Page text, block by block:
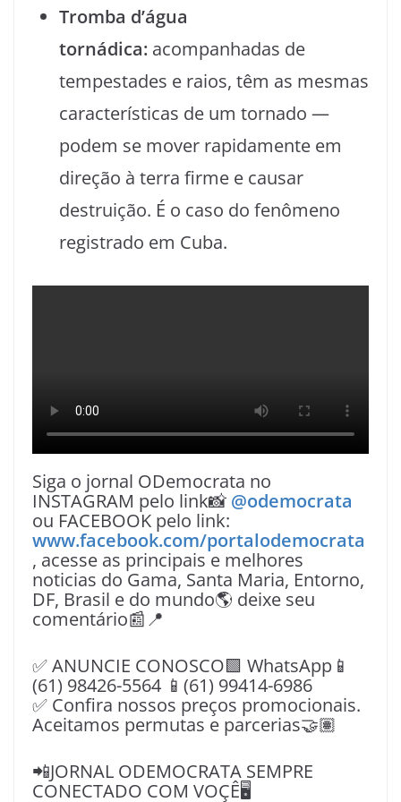
Tromba d’água
tornádica: acompanhadas de
tempestades e raios, têm as mesmas
características de um tornado —
podem se mover rapidamente em
direção à terra firme e causar
destruição. É o caso do fenômeno
registrado em Cuba.
Siga o jornal ODemocrata no
INSTAGRAM pelo link📸 @odemocrata
ou FACEBOOK pelo link:
www.facebook.com/portalodemocrata
, acesse as principais e melhores
noticias do Gama, Santa Maria, Entorno,
DF, Brasil e do mundo🌎 deixe seu
comentário📰📍
✅ ANUNCIE CONOSCO🟩 WhatsApp📱
(61) 98426-5564 📱(61) 99414-6986
✅ Confira nossos preços promocionais.
Aceitamos permutas e parcerias🤝🏽
📲JORNAL ODEMOCRATA SEMPRE
CONECTADO COM VOÇÊ🖥️